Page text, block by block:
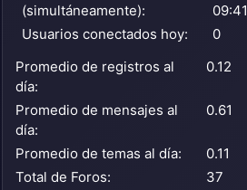
(simultáneamente):
Usuarios conectados hoy:
0
Promedio de registros al
día:
0.12
Promedio de mensajes al
día:
0.61
Promedio de temas al día:
0.11
Total de Foros:
37